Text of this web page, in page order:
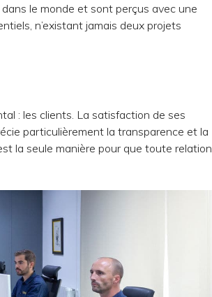
le monde et sont perçus avec une
n’existant jamais deux projets
: les clients. La satisfaction de ses
particulièrement la transparence et la
la seule manière pour que toute relation